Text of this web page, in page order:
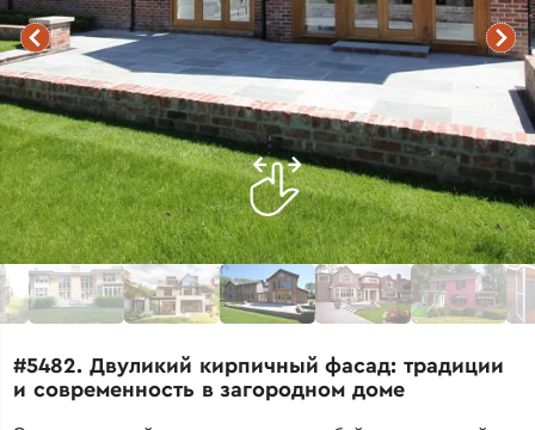
#5482. Двуликий кирпичный фасад: традиции
и современность в загородном доме